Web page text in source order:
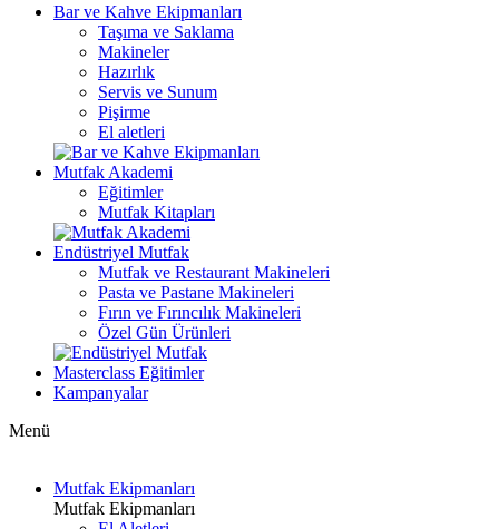
Bar ve Kahve Ekipmanları
Taşıma ve Saklama
Makineler
Hazırlık
Servis ve Sunum
Pişirme
El aletleri
Mutfak Akademi
Eğitimler
Mutfak Kitapları
Endüstriyel Mutfak
Mutfak ve Restaurant Makineleri
Pasta ve Pastane Makineleri
Fırın ve Fırıncılık Makineleri
Özel Gün Ürünleri
Masterclass Eğitimler
Kampanyalar
Menü
Mutfak Ekipmanları
Mutfak Ekipmanları